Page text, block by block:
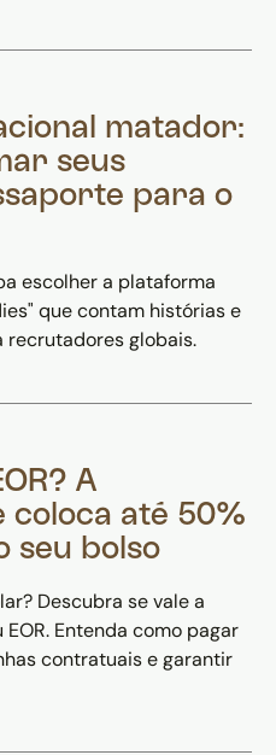
matador:
seus
para o
escolher a plataforma
que contam histórias e
recrutadores globais.
A
coloca até 50%
seu bolso
Descubra se vale a
Entenda como pagar
contratuais e garantir